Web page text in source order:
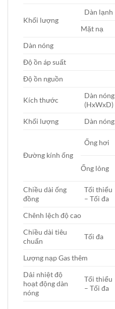
Khối lượng
Dàn lạnh
Mặt nạ
Dàn nóng
Độ ồn áp suất
Độ ồn nguồn
Kích thước
Dàn nóng
(HxWxD)
Khối lượng
Dàn nóng
Đường kính ống
Ống hơi
Ống lỏng
Chiều dài ống
đồng
Tối thiểu
– Tối đa
Chênh lệch độ cao
Chiều dài tiêu
chuẩn
Tối đa
Lượng nạp Gas thêm
Dải nhiệt độ
hoạt động dàn
nóng
Tối thiểu
– Tối đa